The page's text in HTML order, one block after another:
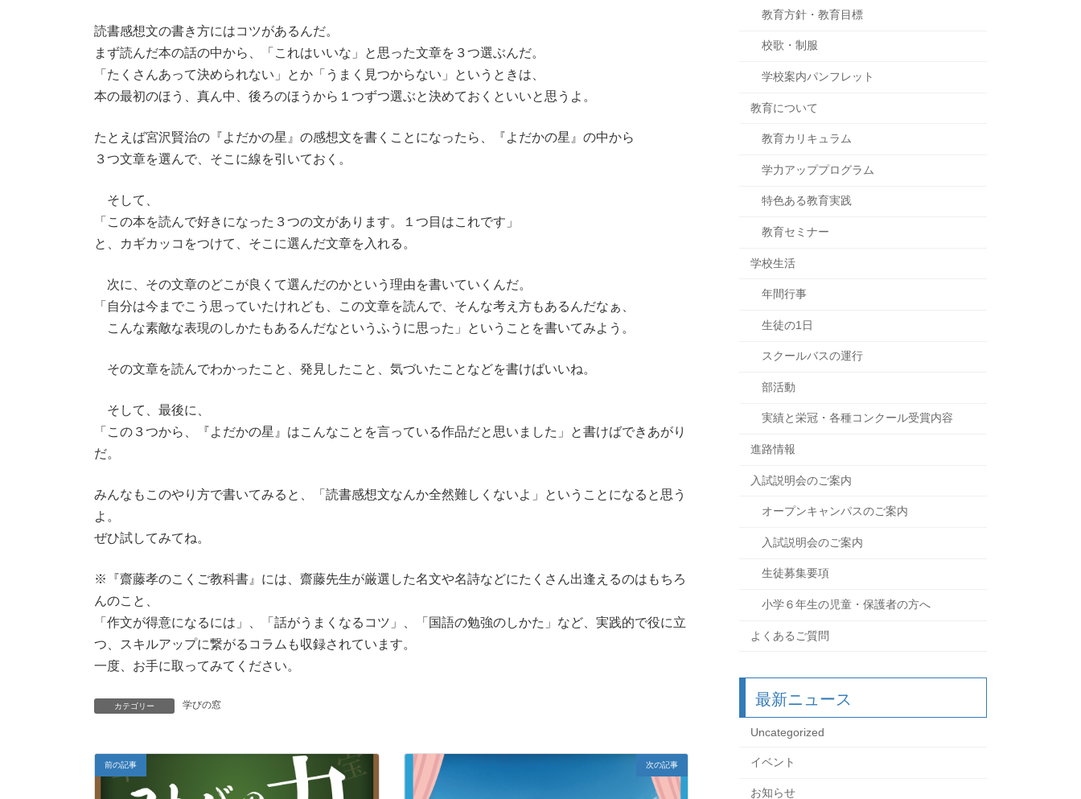
読書感想文の書き方にはコツがあるんだ。
まず読んだ本の話の中から、「これはいいな」と思った文章を３つ選ぶんだ。
「たくさんあって決められない」とか「うまく見つからない」というときは、
本の最初のほう、真ん中、後ろのほうから１つずつ選ぶと決めておくといいと思うよ。
たとえば宮沢賢治の『よだかの星』の感想文を書くことになったら、『よだかの星』の中から
３つ文章を選んで、そこに線を引いておく。
そして、
「この本を読んで好きになった３つの文があります。１つ目はこれです」
と、カギカッコをつけて、そこに選んだ文章を入れる。
次に、その文章のどこが良くて選んだのかという理由を書いていくんだ。
「自分は今までこう思っていたけれども、この文章を読んで、そんな考え方もあるんだなぁ、
こんな素敵な表現のしかたもあるんだなというふうに思った」ということを書いてみよう。
その文章を読んでわかったこと、発見したこと、気づいたことなどを書けばいいね。
そして、最後に、
「この３つから、『よだかの星』はこんなことを言っている作品だと思いました」と書けばできあがり
だ。
みんなもこのやり方で書いてみると、「読書感想文なんか全然難しくないよ」ということになると思う
よ。
ぜひ試してみてね。
※『齋藤孝のこくご教科書』には、齋藤先生が厳選した名文や名詩などにたくさん出逢えるのはもちろ
んのこと、
「作文が得意になるには」、「話がうまくなるコツ」、「国語の勉強のしかた」など、実践的で役に立
つ、スキルアップに繋がるコラムも収録されています。
一度、お手に取ってみてください。
カテゴリー 学びの窓
前の記事 次の記事
教育方針・教育目標
校歌・制服
学校案内パンフレット
教育について
教育カリキュラム
学力アッププログラム
特色ある教育実践
教育セミナー
学校生活
年間行事
生徒の1日
スクールバスの運行
部活動
実績と栄冠・各種コンクール受賞内容
進路情報
入試説明会のご案内
オープンキャンパスのご案内
入試説明会のご案内
生徒募集要項
小学６年生の児童・保護者の方へ
よくあるご質問
最新ニュース
Uncategorized
イベント
お知らせ